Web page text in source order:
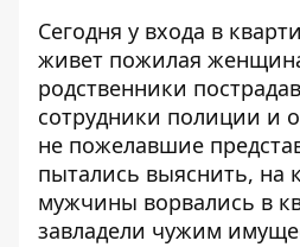
Сегодня у входа в
живет пожилая
родственники
сотрудники полиции и
не пожелавшие
пытались выяснить, на
мужчины ворвались в
завладели чужим